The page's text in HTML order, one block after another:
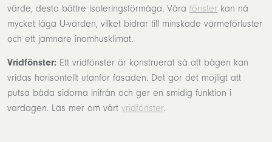
värde, desto bättre isoleringsförmåga. Våra fönster kan nå
mycket låga U-värden, vilket bidrar till minskade värmeförluster
och ett jämnare inomhusklimat.
Vridfönster: Ett vridfönster är konstruerat så att bågen kan
vridas horisontellt utanför fasaden. Det gör det möjligt att
putsa båda sidorna inifrån och ger en smidig funktion i
vardagen. Läs mer om vårt vridfönster.